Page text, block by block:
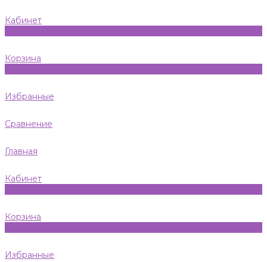
Кабинет
Корзина
Избранные
Сравнение
Главная
Кабинет
Корзина
Избранные